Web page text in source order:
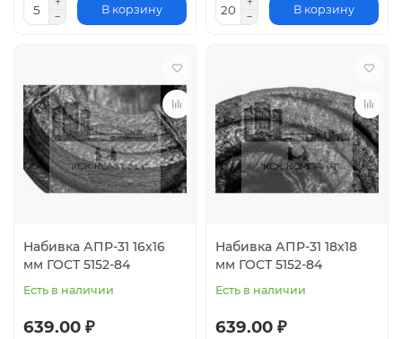
В корзину В корзину
Набивка АПР-31 16х16
мм ГОСТ 5152-84
Есть в наличии
639.00 ₽
Набивка АПР-31 18х18
мм ГОСТ 5152-84
Есть в наличии
639.00 ₽